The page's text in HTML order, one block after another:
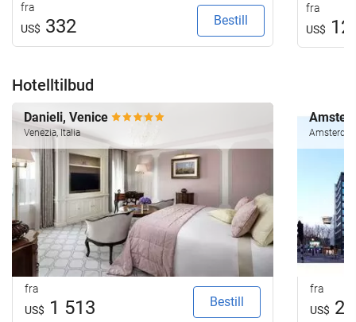
fra
US$ 332 Bestill
fra
US$
Hotelltilbud
Danieli, Venice
Venezia, Italia
fra
US$ 1 513 Bestill
fra
US$